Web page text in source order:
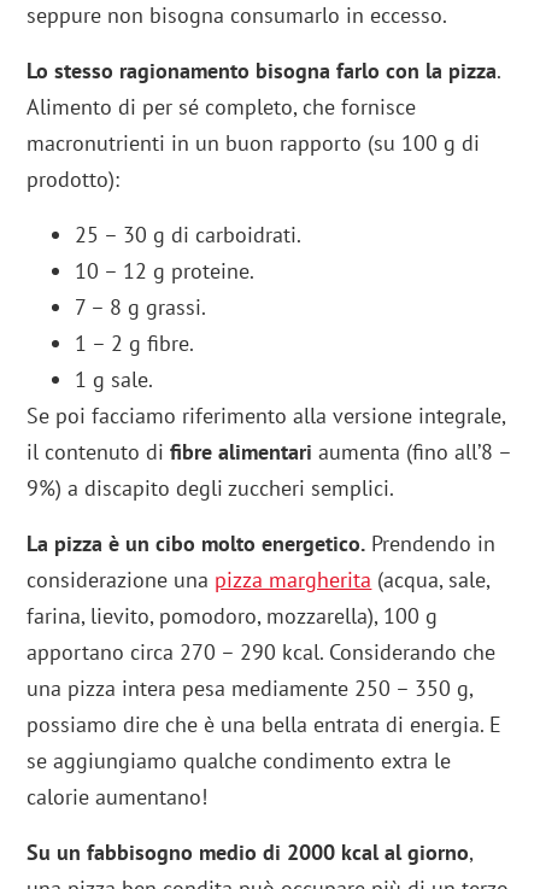
seppure non bisogna consumarlo in eccesso.
Lo stesso ragionamento bisogna farlo con la pizza.
Alimento di per sé completo, che fornisce
macronutrienti in un buon rapporto (su 100 g di
prodotto):
25 – 30 g di carboidrati.
10 – 12 g proteine.
7 – 8 g grassi.
1 – 2 g fibre.
1 g sale.
Se poi facciamo riferimento alla versione integrale,
il contenuto difibre alimentari aumenta (fino all’8 –
9%) a discapito degli zuccheri semplici.
La pizza è un cibo molto energetico. Prendendo in
considerazione una pizza margherita (acqua, sale,
farina, lievito, pomodoro, mozzarella), 100 g
apportano circa 270 – 290 kcal. Considerando che
una pizza intera pesa mediamente 250 – 350 g,
possiamo dire che è una bella entrata di energia. E
se aggiungiamo qualche condimento extra le
calorie aumentano!
Su un fabbisogno medio di 2000 kcal al giorno,